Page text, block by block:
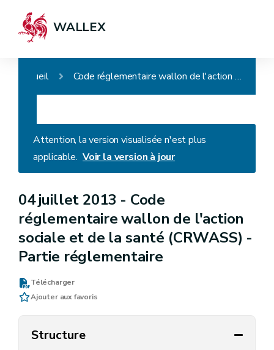
WALLEX
Accueil Code réglementaire wallon de l'action sociale et de la santé (CRWASS) - Partie réglementaire
Attention, la version visualisée n'est plus
applicable. Voir la version à jour
04 juillet 2013 - Code
réglementaire wallon de l'action
sociale et de la santé (CRWASS) -
Partie réglementaire
Télécharger
Ajouter aux favoris
Structure